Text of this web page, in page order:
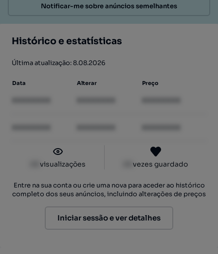
Notificar-me sobre anúncios semelhantes
Histórico e estatísticas
Última atualização: 8.08.2026
Data Alterar Preço
visualizações vezes guardado
Entre na sua conta ou crie uma nova para aceder ao histórico
completo dos seus anúncios, incluindo alterações de preços
Iniciar sessão e ver detalhes